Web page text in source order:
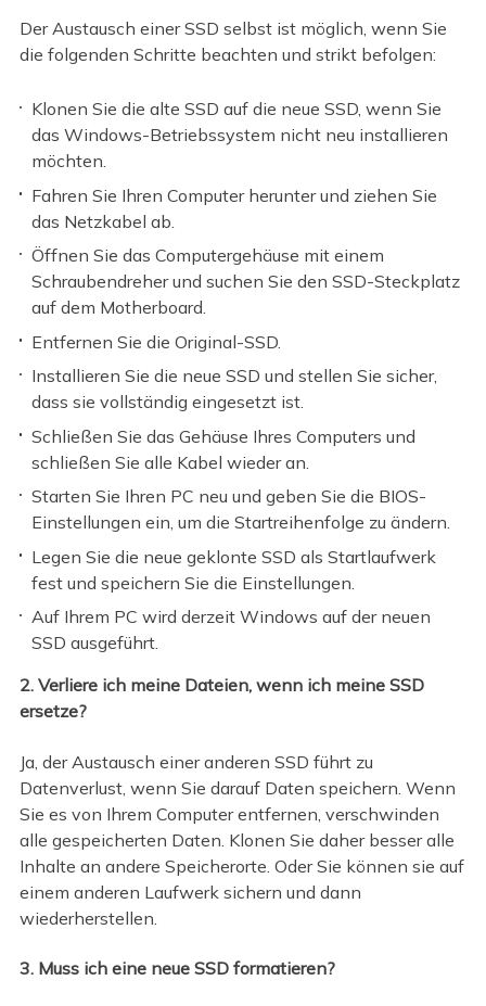
Der Austausch einer SSD selbst ist möglich, wenn Sie
die folgenden Schritte beachten und strikt befolgen:
Klonen Sie die alte SSD auf die neue SSD, wenn Sie
das Windows-Betriebssystem nicht neu installieren
möchten.
Fahren Sie Ihren Computer herunter und ziehen Sie
das Netzkabel ab.
Öffnen Sie das Computergehäuse mit einem
Schraubendreher und suchen Sie den SSD-Steckplatz
auf dem Motherboard.
Entfernen Sie die Original-SSD.
Installieren Sie die neue SSD und stellen Sie sicher,
dass sie vollständig eingesetzt ist.
Schließen Sie das Gehäuse Ihres Computers und
schließen Sie alle Kabel wieder an.
Starten Sie Ihren PC neu und geben Sie die BIOS-
Einstellungen ein, um die Startreihenfolge zu ändern.
Legen Sie die neue geklonte SSD als Startlaufwerk
fest und speichern Sie die Einstellungen.
Auf Ihrem PC wird derzeit Windows auf der neuen
SSD ausgeführt.
2. Verliere ich meine Dateien, wenn ich meine SSD
ersetze?
Ja, der Austausch einer anderen SSD führt zu
Datenverlust, wenn Sie darauf Daten speichern. Wenn
Sie es von Ihrem Computer entfernen, verschwinden
alle gespeicherten Daten. Klonen Sie daher besser alle
Inhalte an andere Speicherorte. Oder Sie können sie auf
einem anderen Laufwerk sichern und dann
wiederherstellen.
3. Muss ich eine neue SSD formatieren?